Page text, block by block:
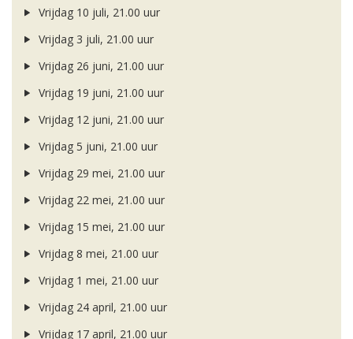
Vrijdag 10 juli, 21.00 uur
Vrijdag 3 juli, 21.00 uur
Vrijdag 26 juni, 21.00 uur
Vrijdag 19 juni, 21.00 uur
Vrijdag 12 juni, 21.00 uur
Vrijdag 5 juni, 21.00 uur
Vrijdag 29 mei, 21.00 uur
Vrijdag 22 mei, 21.00 uur
Vrijdag 15 mei, 21.00 uur
Vrijdag 8 mei, 21.00 uur
Vrijdag 1 mei, 21.00 uur
Vrijdag 24 april, 21.00 uur
Vrijdag 17 april, 21.00 uur